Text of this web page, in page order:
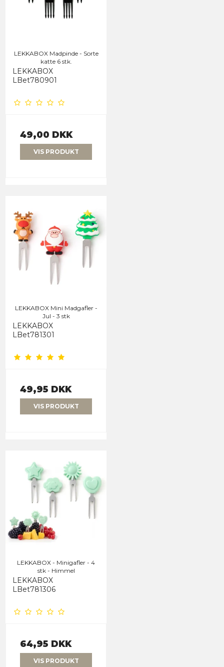
LEKKABOX Madpinde - Sorte
katte 6 stk.
LEKKABOX
LBet780901
49,00 DKK
VIS PRODUKT
LEKKABOX Mini Madgafler -
Jul - 3 stk
LEKKABOX
LBet781301
49,95 DKK
VIS PRODUKT
LEKKABOX - Minigafler - 4
stk - Himmel
LEKKABOX
LBet781306
64,95 DKK
VIS PRODUKT